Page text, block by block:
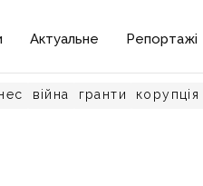
Актуальне Репортажі
війна гранти корупція